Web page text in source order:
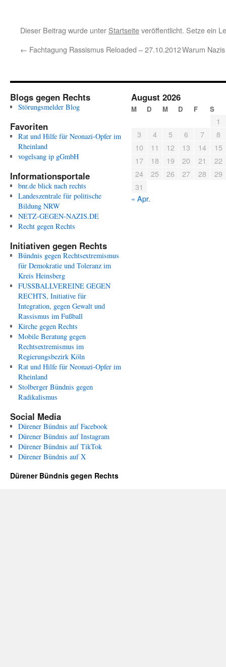
Dieser Beitrag wurde unter Startseiteveröffentlicht. Setze ein
← Fachtagung Rassismus Reloaded – 27.10.2012Warum
Blogs gegen Rechts
Störungsmelder Blog
Favoriten
Rat und Hilfe für Neonazi-Opfer im
Rheinland
vogelsang ip gGmbH
Informationsportale
bnr.de blick nach rechts
Landeszentrale für politische
Bildung NRW
NETZ-GEGEN-NAZIS.DE
Recht gegen Rechts
Initiativen gegen Rechts
Bündnis gegen Rechtsextremismus
für Demokratie und Toleranz im
Kreis Heinsberg
FUSSBALLVEREINE GEGEN
RECHTS, Initiative für
Integration, gegen Gewalt und
Rassismus im Fußball
Kirche gegen Rechts
Mobile Beratung gegen
Rechtsextremismus im
Regierungsbezirk Köln
Rat und Hilfe für Neonazi-Opfer im
Rheinland
Stolberger Bündnis gegen
Radikalismus
Social Media
Dürener Bündnis auf Facebook
Dürener Bündnis auf Instagram
Dürener Bündnis auf TikTok
Dürener Bündnis auf X
August 2026
M D M D F S
1
3
4 5 6 7
8
10
11 12 13 14
15
17
18 19 20 21
22
24
25 26 27 28
29
31
« Apr.
Dürener Bündnis gegen Rechts